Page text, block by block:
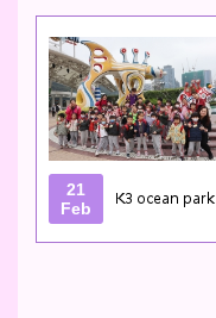
21
Feb
K3 ocean park